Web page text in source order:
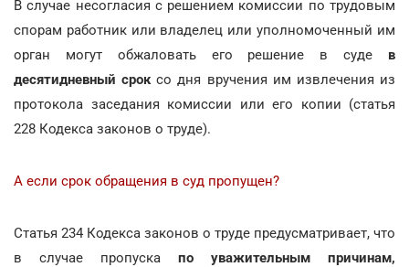
В случае несогласия с решением комиссии по трудовым
спорам работник или владелец или уполномоченный им
орган могут обжаловать его решение в суде в
десятидневный сроксо дня вручения им извлечения из
протокола заседания комиссии или его копии (статья
228 Кодекса законов о труде).
А если срок обращения в суд пропущен?
Статья 234 Кодекса законов о труде предусматривает, что
в случае пропуска по уважительным причинам,